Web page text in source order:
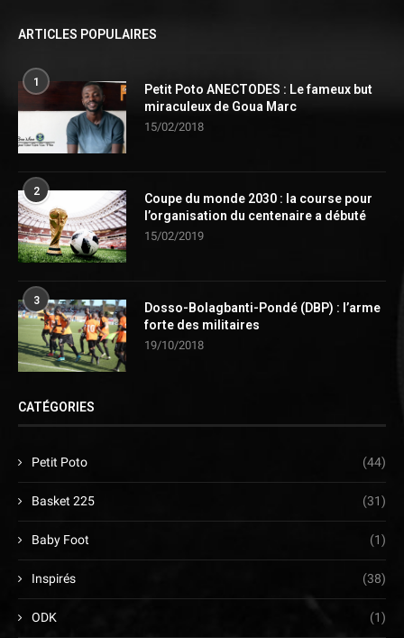
ARTICLES POPULAIRES
1
Petit Poto ANECTODES : Le fameux but
miraculeux de Goua Marc
15/02/2018
2
Coupe du monde 2030 : la course pour
l’organisation du centenaire a débuté
15/02/2019
3
Dosso-Bolagbanti-Pondé (DBP) : l’arme
forte des militaires
19/10/2018
CATÉGORIES
Petit Poto (44)
Basket 225 (31)
Baby Foot (1)
Inspirés (38)
ODK (1)